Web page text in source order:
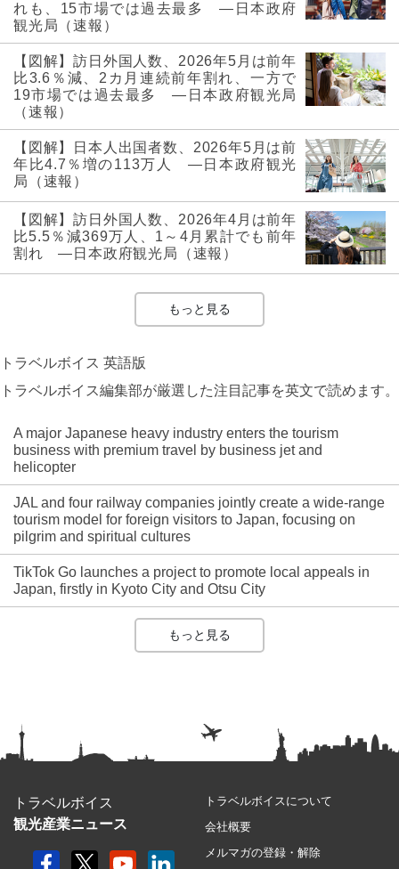
れも、15市場では過去最多 ―日本政府
観光局（速報）
【図解】訪日外国人数、2026年5月は前年
比3.6％減、2カ月連続前年割れ、一方で
19市場では過去最多 ―日本政府観光局
（速報）
【図解】日本人出国者数、2026年5月は前
年比4.7％増の113万人 ―日本政府観光
局（速報）
【図解】訪日外国人数、2026年4月は前年
比5.5％減369万人、1～4月累計でも前年
割れ ―日本政府観光局（速報）
もっと見る
トラベルボイス 英語版
トラベルボイス編集部が厳選した注目記事を英文で読めます。
A major Japanese heavy industry enters the tourism
business with premium travel by business jet and
helicopter
JAL and four railway companies jointly create a wide-range
tourism model for foreign visitors to Japan, focusing on
pilgrim and spiritual cultures
TikTok Go launches a project to promote local appeals in
Japan, firstly in Kyoto City and Otsu City
もっと見る
トラベルボイス
観光産業ニュース
トラベルボイスについて
会社概要
メルマガの登録・解除